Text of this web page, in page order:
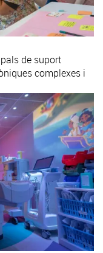
de suport
complexes i